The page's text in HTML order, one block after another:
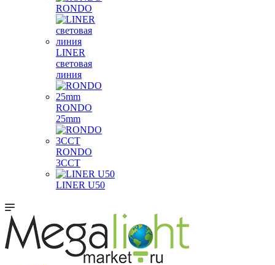
RONDO
LINER
световая
линия
RONDO
25mm
RONDO
3CCT
LINER U50